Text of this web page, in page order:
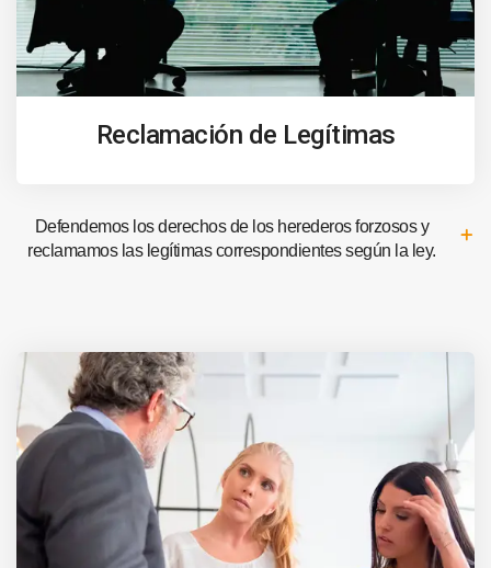
Reclamación de Legítimas
Defendemos los derechos de los herederos forzosos y
reclamamos las legítimas correspondientes según la ley.